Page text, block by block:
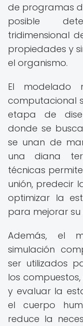
de programas
posible
tridimensional
propiedades y
el organismo.
El modelado
computacional
etapa de
donde se
se unan de
una diana
técnicas
unión, predecir
optimizar la
para mejorar
Además, el
simulación
ser utilizados
los
y evaluar la
el cuerpo
reduce la